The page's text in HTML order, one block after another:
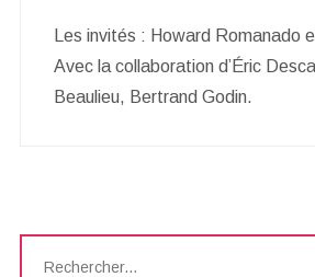
Les invités : Howard Romanado
Avec la collaboration d’Éric
Beaulieu, Bertrand Godin.